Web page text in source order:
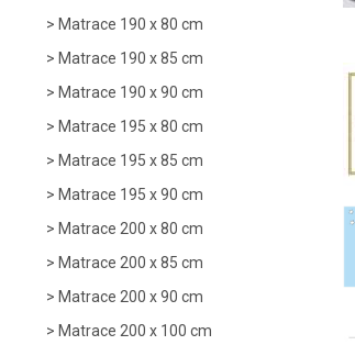
Matrace 190 x 80 cm
Matrace 190 x 85 cm
Matrace 190 x 90 cm
Matrace 195 x 80 cm
Matrace 195 x 85 cm
Matrace 195 x 90 cm
Matrace 200 x 80 cm
Matrace 200 x 85 cm
Matrace 200 x 90 cm
Matrace 200 x 100 cm